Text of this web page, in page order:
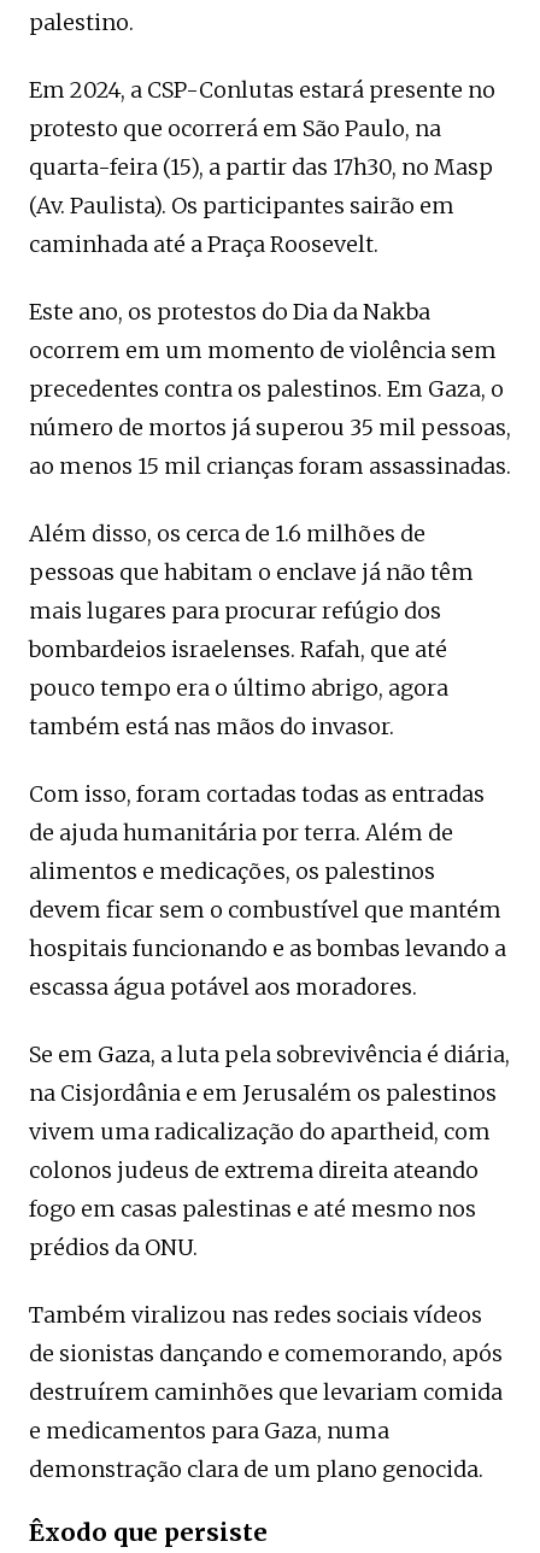
palestino.
Em 2024, a CSP-Conlutas estará presente no
protesto que ocorrerá em São Paulo, na
quarta-feira (15), a partir das 17h30, no Masp
(Av. Paulista). Os participantes sairão em
caminhada até a Praça Roosevelt.
Este ano, os protestos do Dia da Nakba
ocorrem em um momento de violência sem
precedentes contra os palestinos. Em Gaza, o
número de mortos já superou 35 mil pessoas,
ao menos 15 mil crianças foram assassinadas.
Além disso, os cerca de 1.6 milhões de
pessoas que habitam o enclave já não têm
mais lugares para procurar refúgio dos
bombardeios israelenses. Rafah, que até
pouco tempo era o último abrigo, agora
também está nas mãos do invasor.
Com isso, foram cortadas todas as entradas
de ajuda humanitária por terra. Além de
alimentos e medicações, os palestinos
devem ficar sem o combustível que mantém
hospitais funcionando e as bombas levando a
escassa água potável aos moradores.
Se em Gaza, a luta pela sobrevivência é diária,
na Cisjordânia e em Jerusalém os palestinos
vivem uma radicalização do apartheid, com
colonos judeus de extrema direita ateando
fogo em casas palestinas e até mesmo nos
prédios da ONU.
Também viralizou nas redes sociais vídeos
de sionistas dançando e comemorando, após
destruírem caminhões que levariam comida
e medicamentos para Gaza, numa
demonstração clara de um plano genocida.
Êxodo que persiste